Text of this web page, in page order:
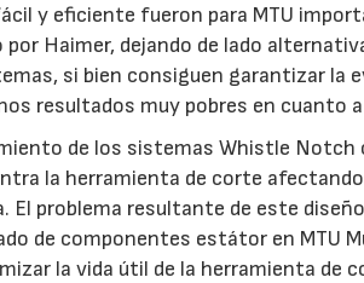
y eficiente fueron para MTU
por Haimer, dejando de lado
si bien consiguen garantizar la
resultados muy pobres en cuanto
de los sistemas Whistle Notch
la herramienta de corte
El problema resultante de este
de componentes estátor en MTU
la vida útil de la herramienta de